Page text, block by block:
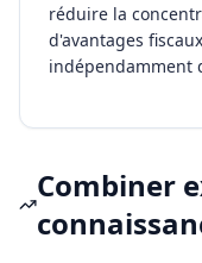
réduire la
d'avantages
indépendamment
Combiner